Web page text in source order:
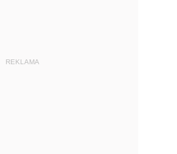
REKLAMA